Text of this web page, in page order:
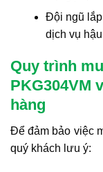
Đội ngũ lắp
dịch vụ
Quy trình
PKG304VM
hàng
Để đảm bảo việc
quý khách lưu ý: